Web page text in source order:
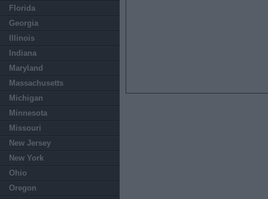
Florida
Georgia
Illinois
Indiana
Maryland
Massachusetts
Michigan
Minnesota
Missouri
New Jersey
New York
Ohio
Oregon